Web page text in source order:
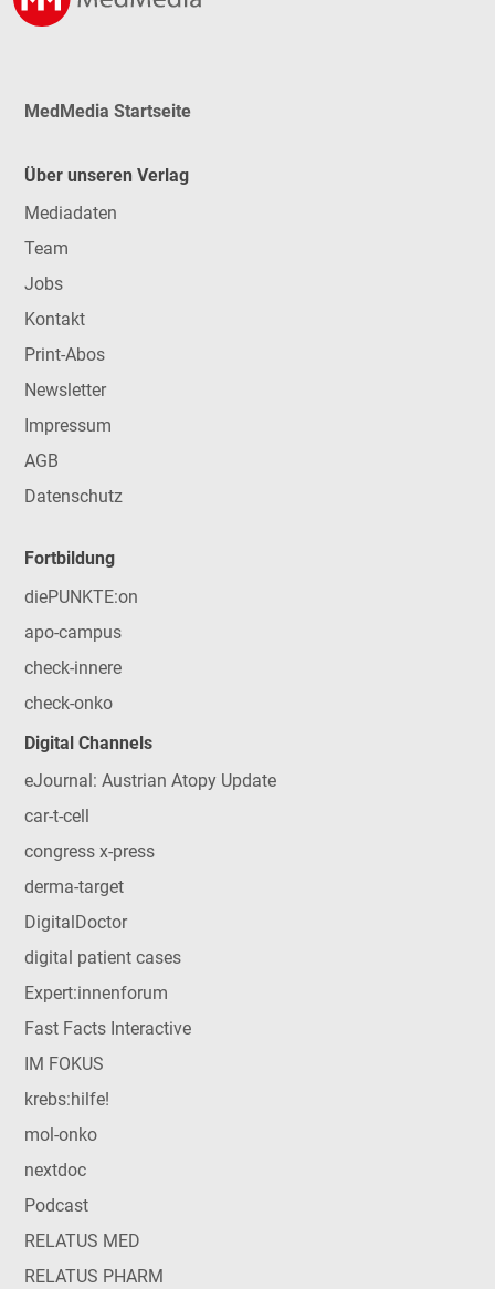
MedMedia Startseite
Über unseren Verlag
Mediadaten
Team
Jobs
Kontakt
Print-Abos
Newsletter
Impressum
AGB
Datenschutz
Fortbildung
diePUNKTE:on
apo-campus
check-innere
check-onko
Digital Channels
eJournal: Austrian Atopy Update
car-t-cell
congress x-press
derma-target
DigitalDoctor
digital patient cases
Expert:innenforum
Fast Facts Interactive
IM FOKUS
krebs:hilfe!
mol-onko
nextdoc
Podcast
RELATUS MED
RELATUS PHARM